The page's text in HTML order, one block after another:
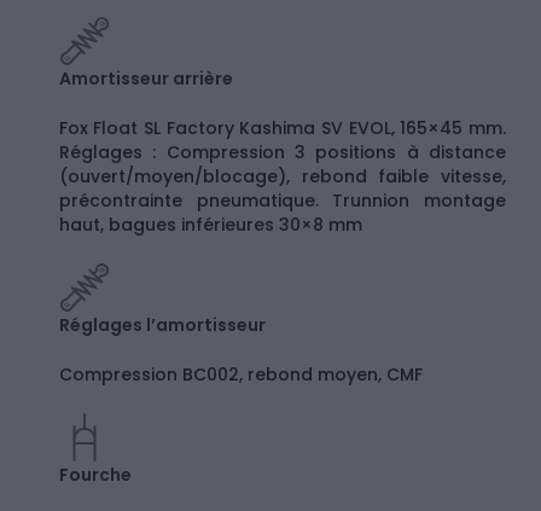
Amortisseur arrière
Fox Float SL Factory Kashima SV EVOL, 165×45 mm.
Réglages : Compression 3 positions à distance
(ouvert/moyen/blocage), rebond faible vitesse,
précontrainte pneumatique. Trunnion montage
haut, bagues inférieures 30×8 mm
Réglages l’amortisseur
Compression BC002, rebond moyen, CMF
Fourche